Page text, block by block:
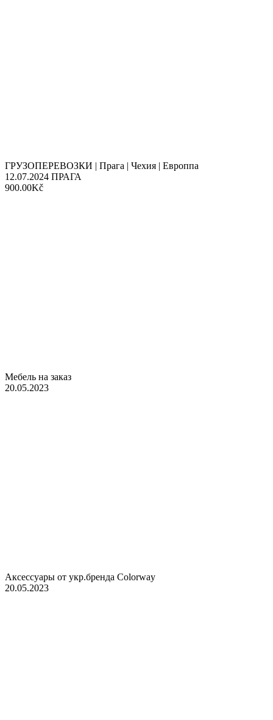
ГРУЗОПЕРЕВОЗКИ | Прага | Чехия | Европпа
12.07.2024 ПРАГА
900.00Kč
Мебель на заказ
20.05.2023
Аксессуары от укр.бренда Colorway
20.05.2023